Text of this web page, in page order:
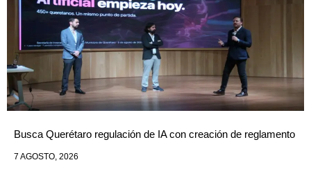
Busca Querétaro regulación de IA con creación de reglamento
7 AGOSTO, 2026